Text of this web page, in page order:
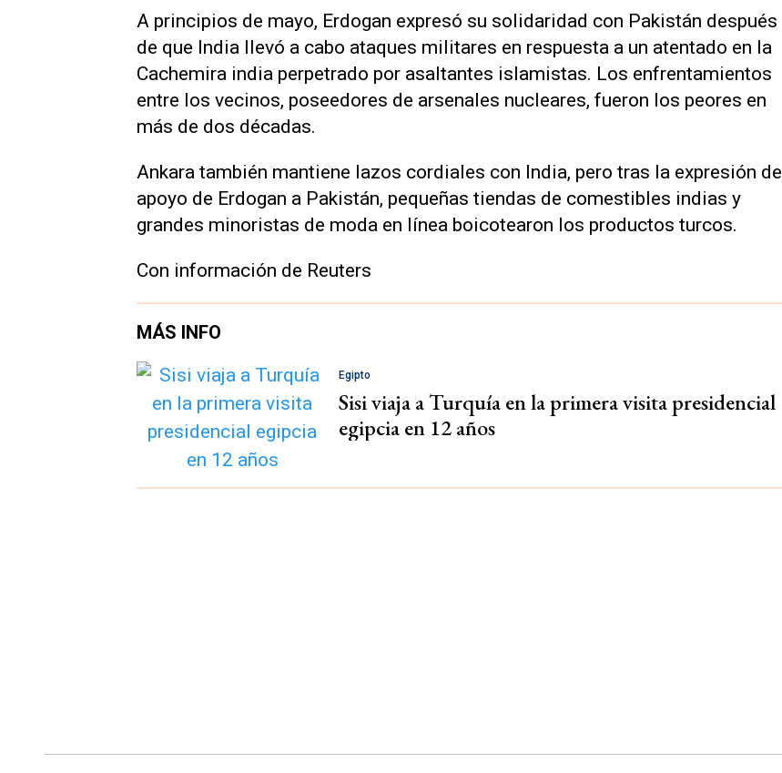
A principios de mayo, Erdogan expresó su solidaridad con Pakistán después
de que India llevó a cabo ataques militares en respuesta a un atentado en la
Cachemira india perpetrado por asaltantes islamistas. Los enfrentamientos
entre los vecinos, poseedores de arsenales nucleares, fueron los peores en
más de dos décadas.
Ankara también mantiene lazos cordiales con India, pero tras la expresión de
apoyo de Erdogan a Pakistán, pequeñas tiendas de comestibles indias y
grandes minoristas de moda en línea boicotearon los productos turcos.
Con información de Reuters
MÁS INFO
Egipto
Sisi viaja a Turquía en la primera visita presidencial
egipcia en 12 años